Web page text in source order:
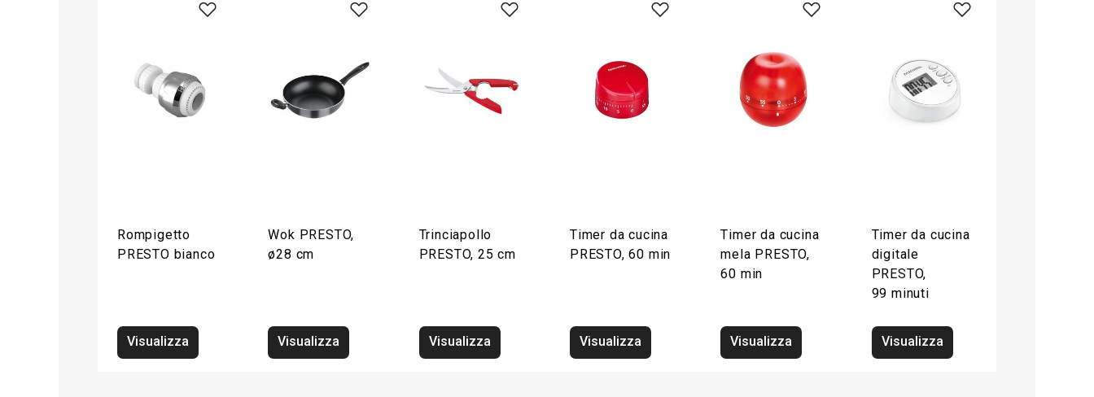
Rompigetto
PRESTO bianco
Visualizza
Wok PRESTO,
ø28 cm
Visualizza
Trinciapollo
PRESTO, 25 cm
Visualizza
Timer da cucina
PRESTO, 60 min
Visualizza
Timer da cucina
mela PRESTO,
60 min
Visualizza
Timer da cucina
digitale
PRESTO,
99 minuti
Visualizza